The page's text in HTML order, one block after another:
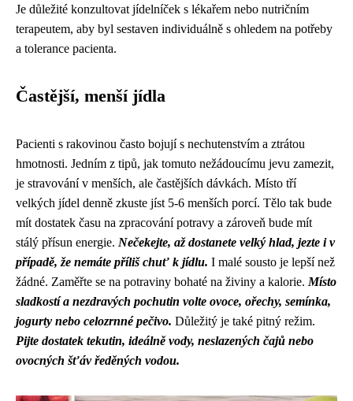
Je důležité konzultovat jídelníček s lékařem nebo nutričním
terapeutem, aby byl sestaven individuálně s ohledem na potřeby
a tolerance pacienta.
Častější, menší jídla
Pacienti s rakovinou často bojují s nechutenstvím a ztrátou
hmotnosti. Jedním z tipů, jak tomuto nežádoucímu jevu zamezit,
je stravování v menších, ale častějších dávkách. Místo tří
velkých jídel denně zkuste jíst 5-6 menších porcí. Tělo tak bude
mít dostatek času na zpracování potravy a zároveň bude mít
stálý přísun energie. Nečekejte, až dostanete velký hlad, jezte i v
případě, že nemáte příliš chuť k jídlu. I malé sousto je lepší než
žádné. Zaměřte se na potraviny bohaté na živiny a kalorie. Místo
sladkostí a nezdravých pochutin volte ovoce, ořechy, semínka,
jogurty nebo celozrnné pečivo. Důležitý je také pitný režim.
Pijte dostatek tekutin, ideálně vody, neslazených čajů nebo
ovocných šťáv ředěných vodou.